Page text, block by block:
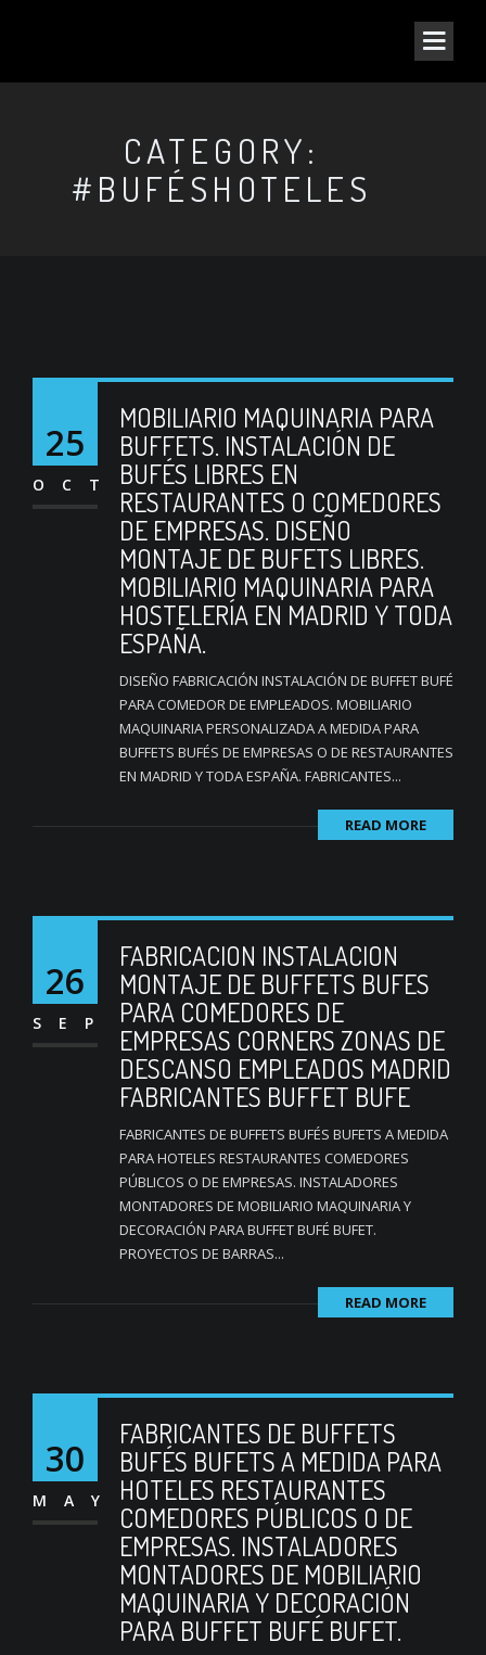
CATEGORY:
#BUFÉSHOTELES
25
OCT
MOBILIARIO MAQUINARIA PARA
BUFFETS. INSTALACIÓN DE
BUFÉS LIBRES EN
RESTAURANTES O COMEDORES
DE EMPRESAS. DISEÑO
MONTAJE DE BUFETS LIBRES.
MOBILIARIO MAQUINARIA PARA
HOSTELERÍA EN MADRID Y TODA
ESPAÑA.
DISEÑO FABRICACIÓN INSTALACIÓN DE BUFFET BUFÉ
PARA COMEDOR DE EMPLEADOS. MOBILIARIO
MAQUINARIA PERSONALIZADA A MEDIDA PARA
BUFFETS BUFÉS DE EMPRESAS O DE RESTAURANTES
EN MADRID Y TODA ESPAÑA. FABRICANTES...
READ MORE
26
SEP
FABRICACION INSTALACION
MONTAJE DE BUFFETS BUFES
PARA COMEDORES DE
EMPRESAS CORNERS ZONAS DE
DESCANSO EMPLEADOS MADRID
FABRICANTES BUFFET BUFE
FABRICANTES DE BUFFETS BUFÉS BUFETS A MEDIDA
PARA HOTELES RESTAURANTES COMEDORES
PÚBLICOS O DE EMPRESAS. INSTALADORES
MONTADORES DE MOBILIARIO MAQUINARIA Y
DECORACIÓN PARA BUFFET BUFÉ BUFET.
PROYECTOS DE BARRAS...
READ MORE
30
MAY
FABRICANTES DE BUFFETS
BUFÉS BUFETS A MEDIDA PARA
HOTELES RESTAURANTES
COMEDORES PÚBLICOS O DE
EMPRESAS. INSTALADORES
MONTADORES DE MOBILIARIO
MAQUINARIA Y DECORACIÓN
PARA BUFFET BUFÉ BUFET.